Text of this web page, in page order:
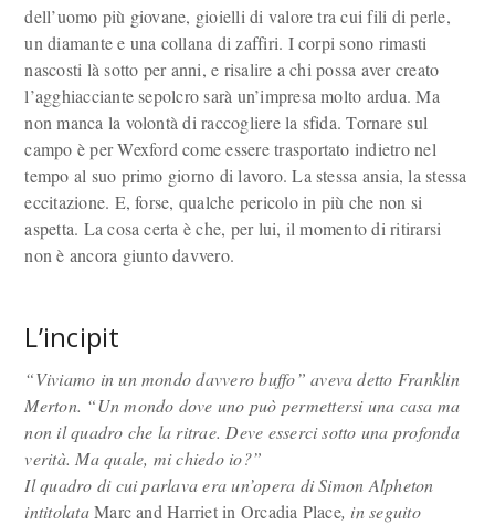
dell’uomo più giovane, gioielli di valore tra cui fili di perle,
un diamante e una collana di zaffiri. I corpi sono rimasti
nascosti là sotto per anni, e risalire a chi possa aver creato
l’agghiacciante sepolcro sarà un’impresa molto ardua. Ma
non manca la volontà di raccogliere la sfida. Tornare sul
campo è per Wexford come essere trasportato indietro nel
tempo al suo primo giorno di lavoro. La stessa ansia, la stessa
eccitazione. E, forse, qualche pericolo in più che non si
aspetta. La cosa certa è che, per lui, il momento di ritirarsi
non è ancora giunto davvero.
L’incipit
“Viviamo in un mondo davvero buffo” aveva detto Franklin
Merton. “Un mondo dove uno può permettersi una casa ma
non il quadro che la ritrae. Deve esserci sotto una profonda
verità. Ma quale, mi chiedo io?”
Il quadro di cui parlava era un’opera di Simon Alpheton
intitolataMarc and Harriet in Orcadia Place, in seguito